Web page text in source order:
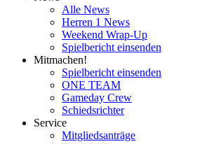
Alle News
Herren 1 News
Weekend Wrap-Up
Spielbericht einsenden
Mitmachen!
Spielbericht einsenden
ONE TEAM
Gameday Crew
Schiedsrichter
Service
Mitgliedsanträge